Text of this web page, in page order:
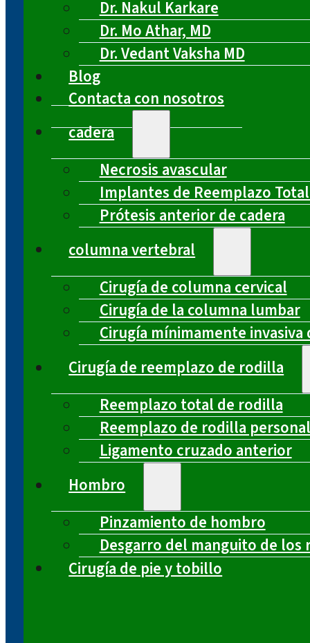
Dr. Nakul Karkare
Dr. Mo Athar, MD
Dr. Vedant Vaksha MD
Blog
Contacta con nosotros
cadera
Necrosis avascular
Implantes de Reemplazo
Prótesis anterior de cadera
columna vertebral
Cirugía de columna cervical
Cirugía de la columna lumbar
Cirugía mínimamente
Cirugía de reemplazo de rodilla
Reemplazo total de rodilla
Reemplazo de rodilla
Ligamento cruzado anterior
Hombro
Pinzamiento de hombro
Desgarro del manguito de los
Cirugía de pie y tobillo